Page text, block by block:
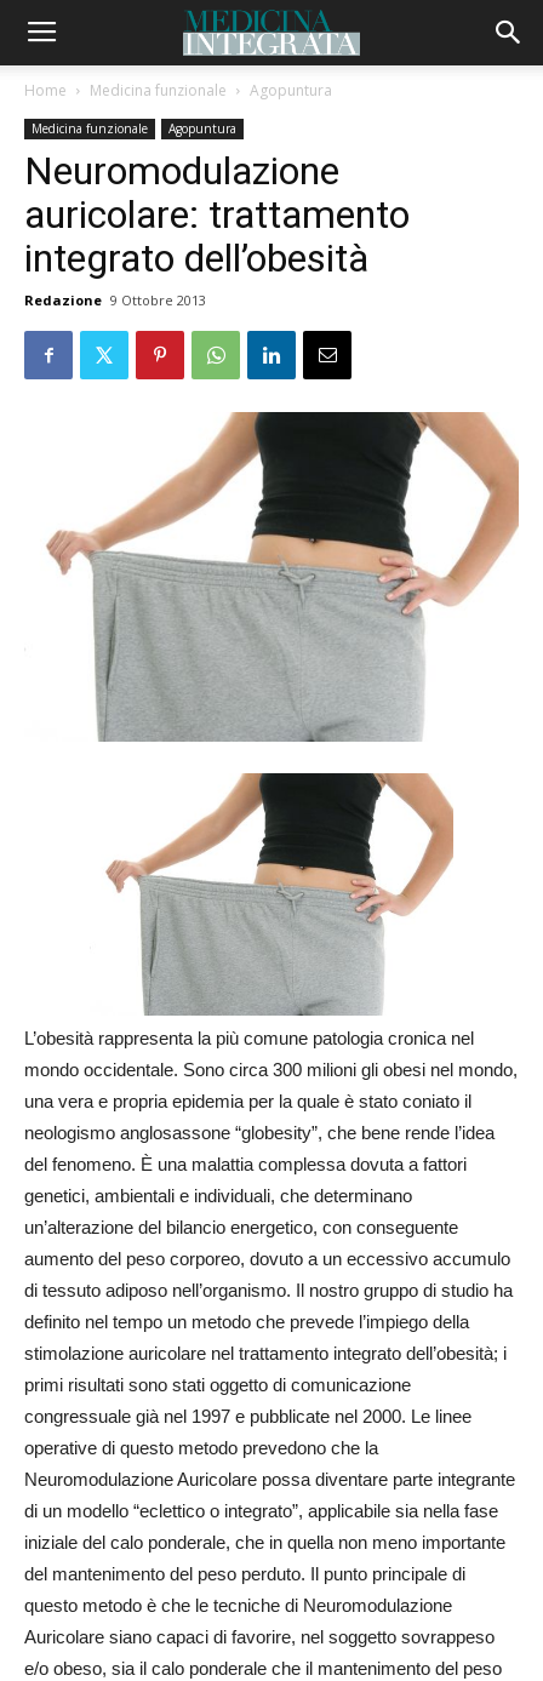
Home Medicina funzionale Agopuntura
Medicina funzionale Agopuntura
Neuromodulazione
auricolare: trattamento
integrato dell’obesità
Redazione 9 Ottobre 2013
L’obesità rappresenta la più comune patologia cronica nel
mondo occidentale. Sono circa 300 milioni gli obesi nel mondo,
una vera e propria epidemia per la quale è stato coniato il
neologismo anglosassone “globesity”, che bene rende l’idea
del fenomeno. È una malattia complessa dovuta a fattori
genetici, ambientali e individuali, che determinano
un’alterazione del bilancio energetico, con conseguente
aumento del peso corporeo, dovuto a un eccessivo accumulo
di tessuto adiposo nell’organismo. Il nostro gruppo di studio ha
definito nel tempo un metodo che prevede l’impiego della
stimolazione auricolare nel trattamento integrato dell’obesità; i
primi risultati sono stati oggetto di comunicazione
congressuale già nel 1997 e pubblicate nel 2000. Le linee
operative di questo metodo prevedono che la
Neuromodulazione Auricolare possa diventare parte integrante
di un modello “eclettico o integrato”, applicabile sia nella fase
iniziale del calo ponderale, che in quella non meno importante
del mantenimento del peso perduto. Il punto principale di
questo metodo è che le tecniche di Neuromodulazione
Auricolare siano capaci di favorire, nel soggetto sovrappeso
e/o obeso, sia il calo ponderale che il mantenimento del peso